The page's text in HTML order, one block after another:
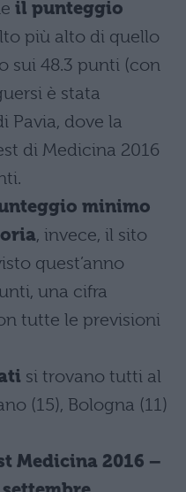
il punteggio
più alto di quello
sui 48.3 punti (con
è stata
Pavia, dove la
di Medicina 2016
minimo
, invece, il sito
quest’anno
una cifra
tutte le previsioni
si trovano tutti al
(15), Bologna (11)
Medicina 2016 –